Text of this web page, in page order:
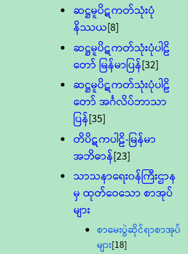
ဆဋ္ဌမူပိဋကတ်သုံးပုံ
နိဿယ[8]
ဆဋ္ဌမူပိဋကတ်သုံးပုံပါဠိ
တော် မြန်မာပြန်[32]
ဆဋ္ဌမူပိဋကတ်သုံးပုံပါဠိ
တော် အင်္ဂလိပ်ဘာသာ
ပြန်[35]
တိပိဋကပါဠိ-မြန်မာ
အဘိဓာန်[23]
သာသနာရေး၀န်ကြီးဌာန
မှ ထုတ်ဝေသော စာအုပ်
များ
စာမေးပွဲဆိုင်ရာစာအုပ်
များ[18]